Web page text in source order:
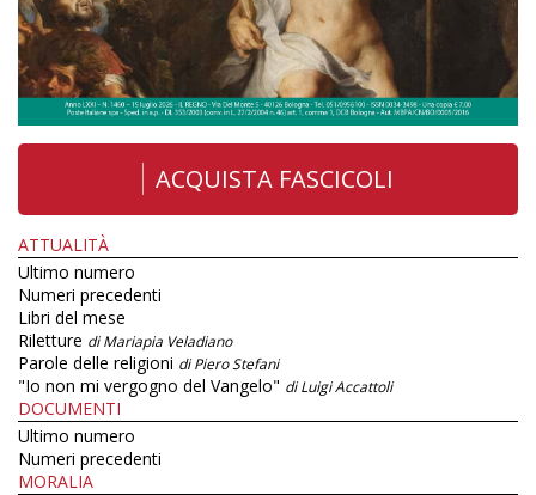
ACQUISTA FASCICOLI
ATTUALITÀ
Ultimo numero
Numeri precedenti
Libri del mese
Riletture di Mariapia Veladiano
Parole delle religioni di Piero Stefani
"Io non mi vergogno del Vangelo" di Luigi Accattoli
DOCUMENTI
Ultimo numero
Numeri precedenti
MORALIA